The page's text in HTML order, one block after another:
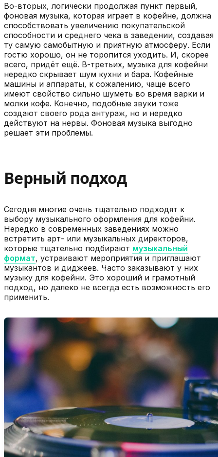
Во-вторых, логически продолжая пункт первый,
фоновая музыка, которая играет в кофейне, должна
способствовать увеличению покупательской
способности и среднего чека в заведении, создавая
ту самую самобытную и приятную атмосферу. Если
гостю хорошо, он не торопится уходить. И, скорее
всего, придёт ещё. В-третьих, музыка для кофейни
нередко скрывает шум кухни и бара. Кофейные
машины и аппараты, к сожалению, чаще всего
имеют свойство сильно шуметь во время варки и
молки кофе. Конечно, подобные звуки тоже
создают своего рода антураж, но и нередко
действуют на нервы. Фоновая музыка выгодно
решает эти проблемы.
Верный подход
Сегодня многие очень тщательно подходят к
выбору музыкального оформления для кофейни.
Нередко в современных заведениях можно
встретить арт- или музыкальных директоров,
которые тщательно подбирают музыкальный
формат, устраивают мероприятия и приглашают
музыкантов и диджеев. Часто заказывают у них
музыку для кофейни. Это хороший и грамотный
подход, но далеко не всегда есть возможность его
применить.